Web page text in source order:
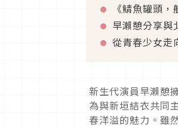
《鯖魚罐頭
早瀨憩分享與
從青春少女走
新生代演員早瀨憩
為與新垣結衣共同
春洋溢的魅力。雖